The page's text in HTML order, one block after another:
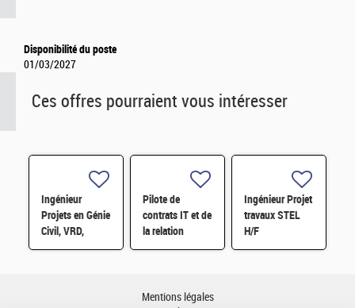
Disponibilité du poste
01/03/2027
Ces offres pourraient vous intéresser
Ingénieur
Projets en Génie
Civil, VRD,
Second Oeuvre
Pilote de
contrats IT et de
la relation
fournisseurs
Ingénieur Projet
travaux STEL
H/F
Mentions légales